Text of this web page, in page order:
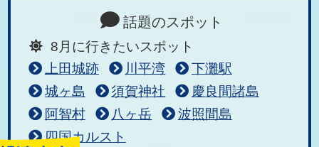
話題のスポット
8月に行きたいスポット
上田城跡
川平湾
下灘駅
城ヶ島
須賀神社
慶良間諸島
阿智村
八ヶ岳
波照間島
四国カルスト